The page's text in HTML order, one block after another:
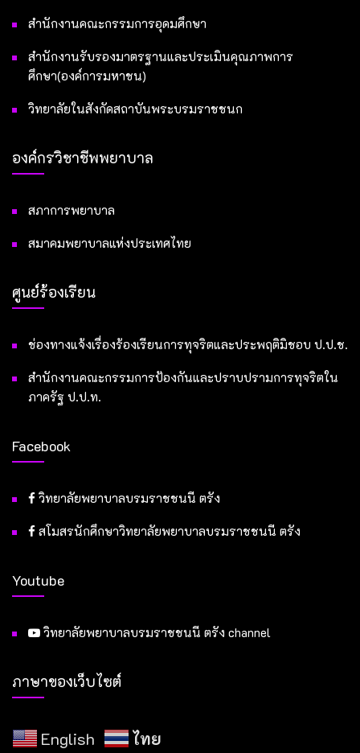
สำนักงานคณะกรรมการอุดมศึกษา
สำนักงานรับรองมาตรฐานและประเมินคุณภาพการ
ศึกษา(องค์การมหาชน)
วิทยาลัยในสังกัดสถาบันพระบรมราชชนก
องค์กรวิชาชีพพยาบาล
สภาการพยาบาล
สมาคมพยาบาลแห่งประเทศไทย
ศูนย์ร้องเรียน
ช่องทางแจ้งเรื่องร้องเรียนการทุจริตและประพฤติมิชอบ ป.ป.ช.
สำนักงานคณะกรรมการป้องกันและปราบปรามการทุจริตใน
ภาครัฐ ป.ป.ท.
Facebook
วิทยาลัยพยาบาลบรมราชชนนี ตรัง
สโมสรนักศึกษาวิทยาลัยพยาบาลบรมราชชนนี ตรัง
Youtube
วิทยาลัยพยาบาลบรมราชชนนี ตรัง channel
ภาษาของเว็บไซต์
English ไทย